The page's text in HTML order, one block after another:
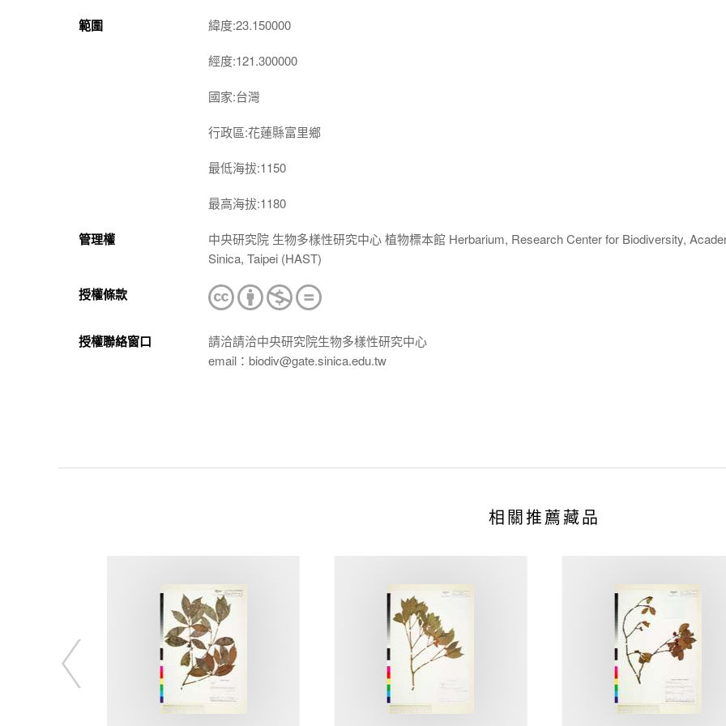
範圍 緯度:23.150000
經度:121.300000
國家:台灣
行政區:花蓮縣富里鄉
最低海拔:1150
最高海拔:1180
管理權
中央研究院 生物多樣性研究中心 植物標本館 Herbarium, Research Center for Biodiversity,
Sinica, Taipei (HAST)
授權條款
授權聯絡窗口
請洽請洽中央研究院生物多樣性研究中心
email：biodiv@gate.sinica.edu.tw
相關推薦藏品